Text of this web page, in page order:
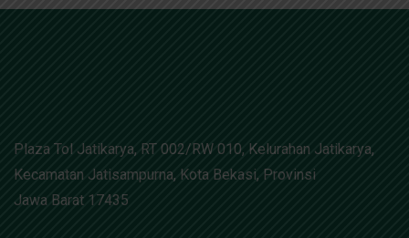
Plaza Tol Jatikarya, RT 002/RW 010, Kelurahan Jatikarya,
Kecamatan Jatisampurna, Kota Bekasi, Provinsi
Jawa Barat 17435